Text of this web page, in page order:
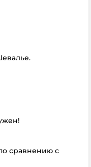
сравнению с